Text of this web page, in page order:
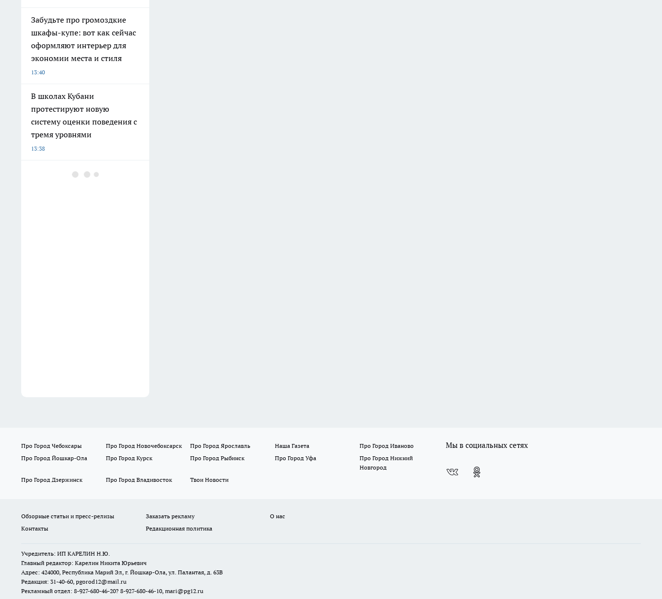
Забудьте про громоздкие
шкафы-купе: вот как сейчас
оформляют интерьер для
экономии места и стиля
13:40
В школах Кубани
протестируют новую
систему оценки поведения с
тремя уровнями
13:38
Про Город Чебоксары Про Город Новочебоксарск Про Город Ярославль Наша Газета
Про Город Иваново
Про Город Йошкар-Ола
Про Город Курск Про Город Рыбинск Про Город Уфа
Про Город Нижний
Новгород
Про Город Дзержинск
Про Город Владивосток Твои Новости
Мы в социальных сетях
Обзорные статьи и пресс-релизы Заказать рекламу
О нас
Контакты
Редакционная политика
Учредитель: ИП КАРЕЛИН Н.Ю.
Главный редактор: Карелин Никита Юрьевич
Адрес: 424000, Республика Марий Эл, г. Йошкар-Ола, ул. Палантая, д. 63В
Редакция: 31-40-60, pgorod12@mail.ru
Рекламный отдел: 8-927-680-46-20? 8-927-680-46-10, mari@pg12.ru